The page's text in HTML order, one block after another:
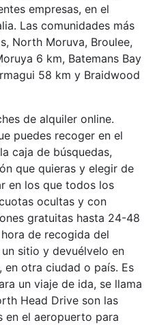
empresas, en el
Las comunidades más
North Moruva, Broulee,
6 km, Batemans Bay
58 km y Braidwood
de alquiler online.
puedes recoger en el
caja de búsquedas,
que quieras y elegir de
en los que todos los
ocultas y con
gratuitas hasta 24-48
de recogida del
sitio y devuélvelo en
otra ciudad o país. Es
un viaje de ida, se llama
Head Drive son las
en el aeropuerto para